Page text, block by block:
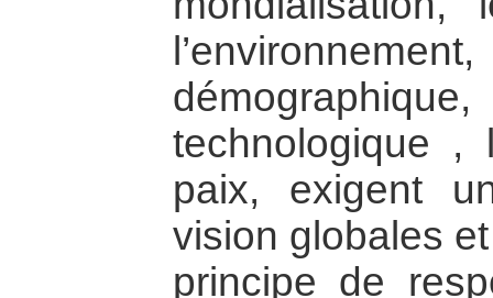
technologique ,
paix, exigent
vision globales
principe de